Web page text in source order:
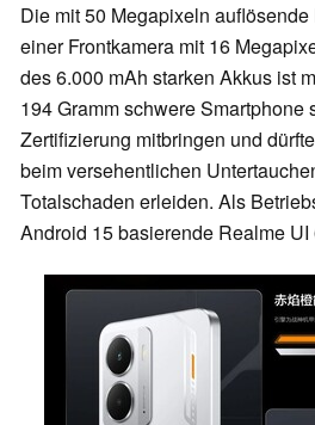
Die mit 50 Megapixeln
einer Frontkamera mit 16
des 6.000 mAh starken Akkus ist
194 Gramm schwere Smartphone
Zertifizierung mitbringen und
beim versehentlichen
Totalschaden erleiden. Als
Android 15 basierende Realme UI